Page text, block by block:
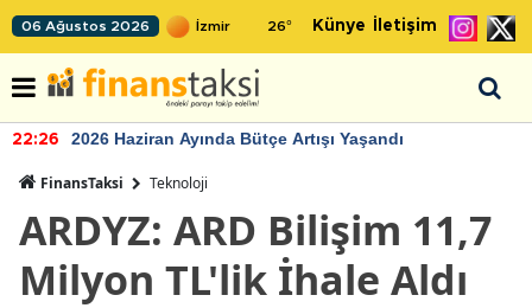
06 Ağustos 2026 26° Künye İletişim
22:26 2026 Haziran Ayında Bütçe Artışı Yaşandı
FinansTaksi Teknoloji
ARDYZ: ARD Bilişim 11,7
Milyon TL'lik İhale Aldı